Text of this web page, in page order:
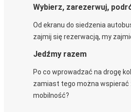
Wybierz, zarezerwuj,
Od ekranu do siedzenia
zajmij się rezerwacją, my
Jedźmy razem
Po co wprowadzać na drogę
zamiast tego można wspierać
mobilność?